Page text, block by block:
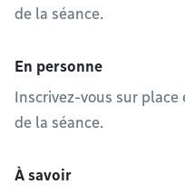
de la séance.
En personne
Inscrivez-vous sur place
de la séance.
À savoir